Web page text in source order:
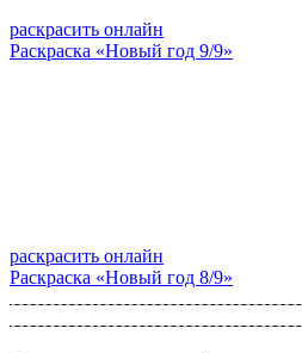
раскрасить онлайн
Раскраска «Новый год 9/9»
раскрасить онлайн
Раскраска «Новый год 8/9»